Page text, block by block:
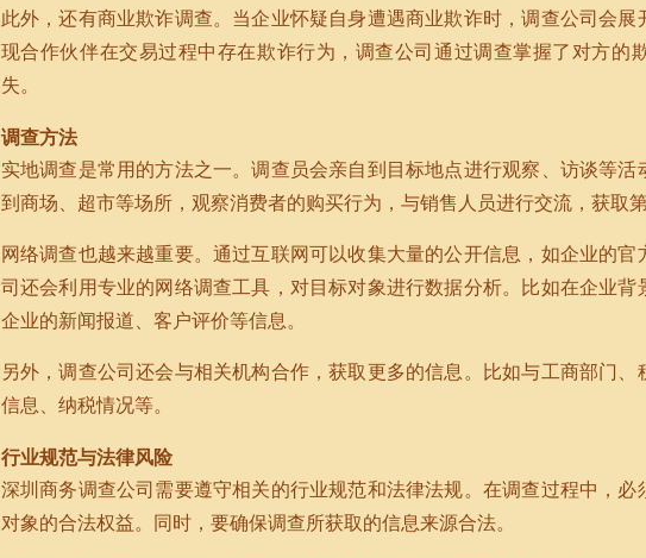
此外，还有商业欺诈调查。当企业怀疑自身遭遇商业欺诈时，调查公司会
现合作伙伴在交易过程中存在欺诈行为，调查公司通过调查掌握了对方的
失。
调查方法
实地调查是常用的方法之一。调查员会亲自到目标地点进行观察、访谈等
到商场、超市等场所，观察消费者的购买行为，与销售人员进行交流，获取第
网络调查也越来越重要。通过互联网可以收集大量的公开信息，如企业的
司还会利用专业的网络调查工具，对目标对象进行数据分析。比如在企业
企业的新闻报道、客户评价等信息。
另外，调查公司还会与相关机构合作，获取更多的信息。比如与工商部门
信息、纳税情况等。
行业规范与法律风险
深圳商务调查公司需要遵守相关的行业规范和法律法规。在调查过程中，必
对象的合法权益。同时，要确保调查所获取的信息来源合法。